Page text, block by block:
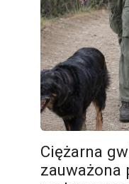
Ciężarna
zauważona